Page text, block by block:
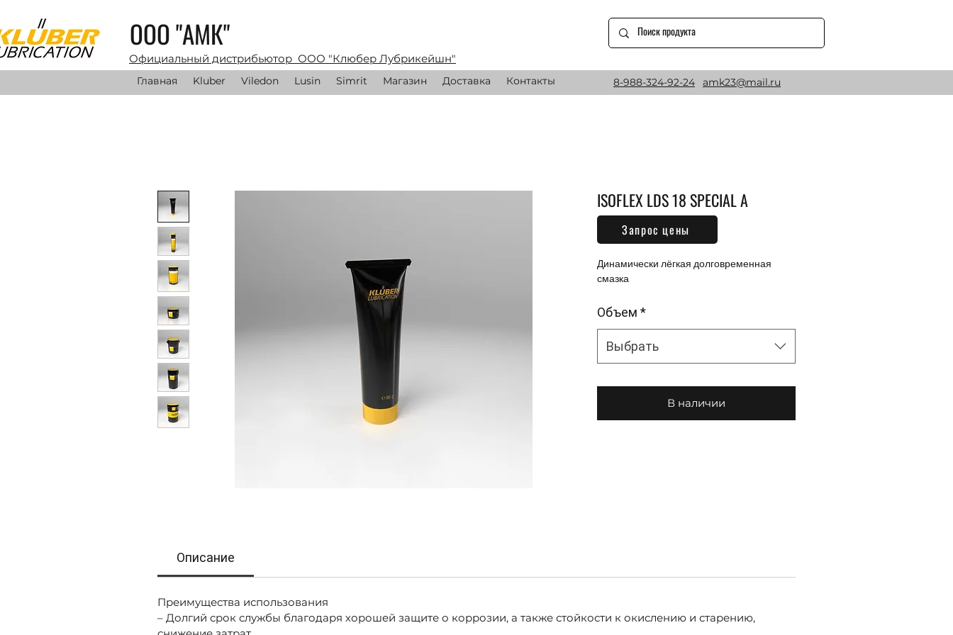
ООО "АМК"
Главная Kluber Viledon Lusin Simrit Магазин Доставка Контакты 8-988-324-92-24 amk23@mail.ru
Официальный дистрибьютор ООО "Клюбер Лубрикейшн"
ISOFLEX LDS 18 SPECIAL A
0,00 ₽Цена
Динамически лёгкая долговременная
смазка
Объем *
Выбрать
В наличии
Описание
Преимущества использования
– Долгий срок службы благодаря хорошей защите о коррозии, а также стойкости к окислению и старению,
Запрос цены